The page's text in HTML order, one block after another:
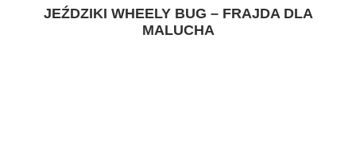
JEŹDZIKI WHEELY BUG – FRAJDA DLA
MALUCHA